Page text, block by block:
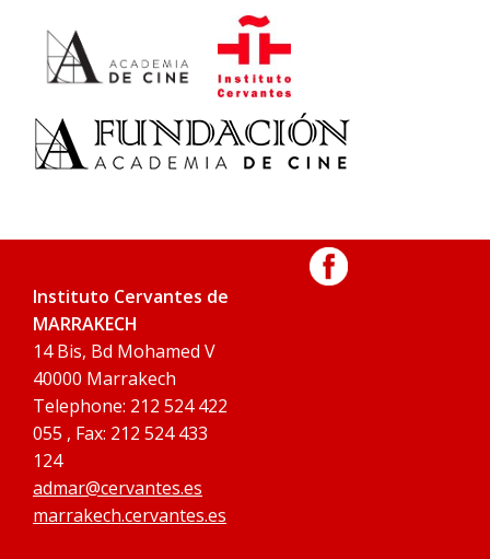
Instituto Cervantes de
MARRAKECH
14 Bis, Bd Mohamed V
40000 Marrakech
Telephone: 212 524 422
055 , Fax: 212 524 433
124
admar@cervantes.es
marrakech.cervantes.es